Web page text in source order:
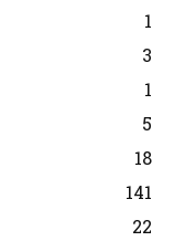
1
3
1
5
18
141
22